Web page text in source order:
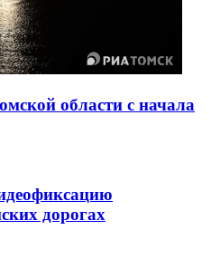
области с начала
дорогах